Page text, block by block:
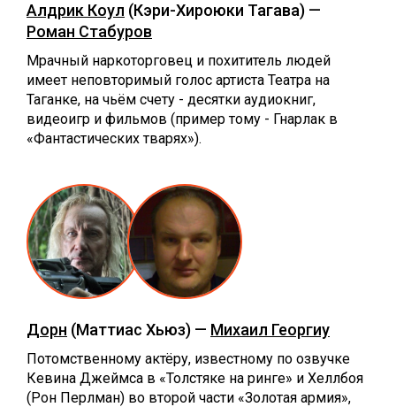
Алдрик Коул (Кэри-Хироюки Тагава) —
Роман Стабуров
Мрачный наркоторговец и похититель людей
имеет неповторимый голос артиста Театра на
Таганке, на чьём счету - десятки аудиокниг,
видеоигр и фильмов (пример тому - Гнарлак в
«Фантастических тварях»).
Дорн (Маттиас Хьюз) — Михаил Георгиу
Потомственному актёру, известному по озвучке
Кевина Джеймса в «Толстяке на ринге» и Хеллбоя
(Рон Перлман) во второй части «Золотая армия»,